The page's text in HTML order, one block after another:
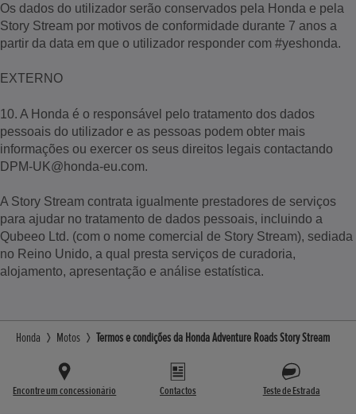
Os dados do utilizador serão conservados pela Honda e pela
Story Stream por motivos de conformidade durante 7 anos a
partir da data em que o utilizador responder com #yeshonda.
EXTERNO
10. A Honda é o responsável pelo tratamento dos dados
pessoais do utilizador e as pessoas podem obter mais
informações ou exercer os seus direitos legais contactando
DPM-UK@honda-eu.com.
A Story Stream contrata igualmente prestadores de serviços
para ajudar no tratamento de dados pessoais, incluindo a
Qubeeo Ltd. (com o nome comercial de Story Stream), sediada
no Reino Unido, a qual presta serviços de curadoria,
alojamento, apresentação e análise estatística.
Honda Motos Termos e condições da Honda Adventure Roads Story Stream
Encontre um concessionário Contactos Teste de Estrada